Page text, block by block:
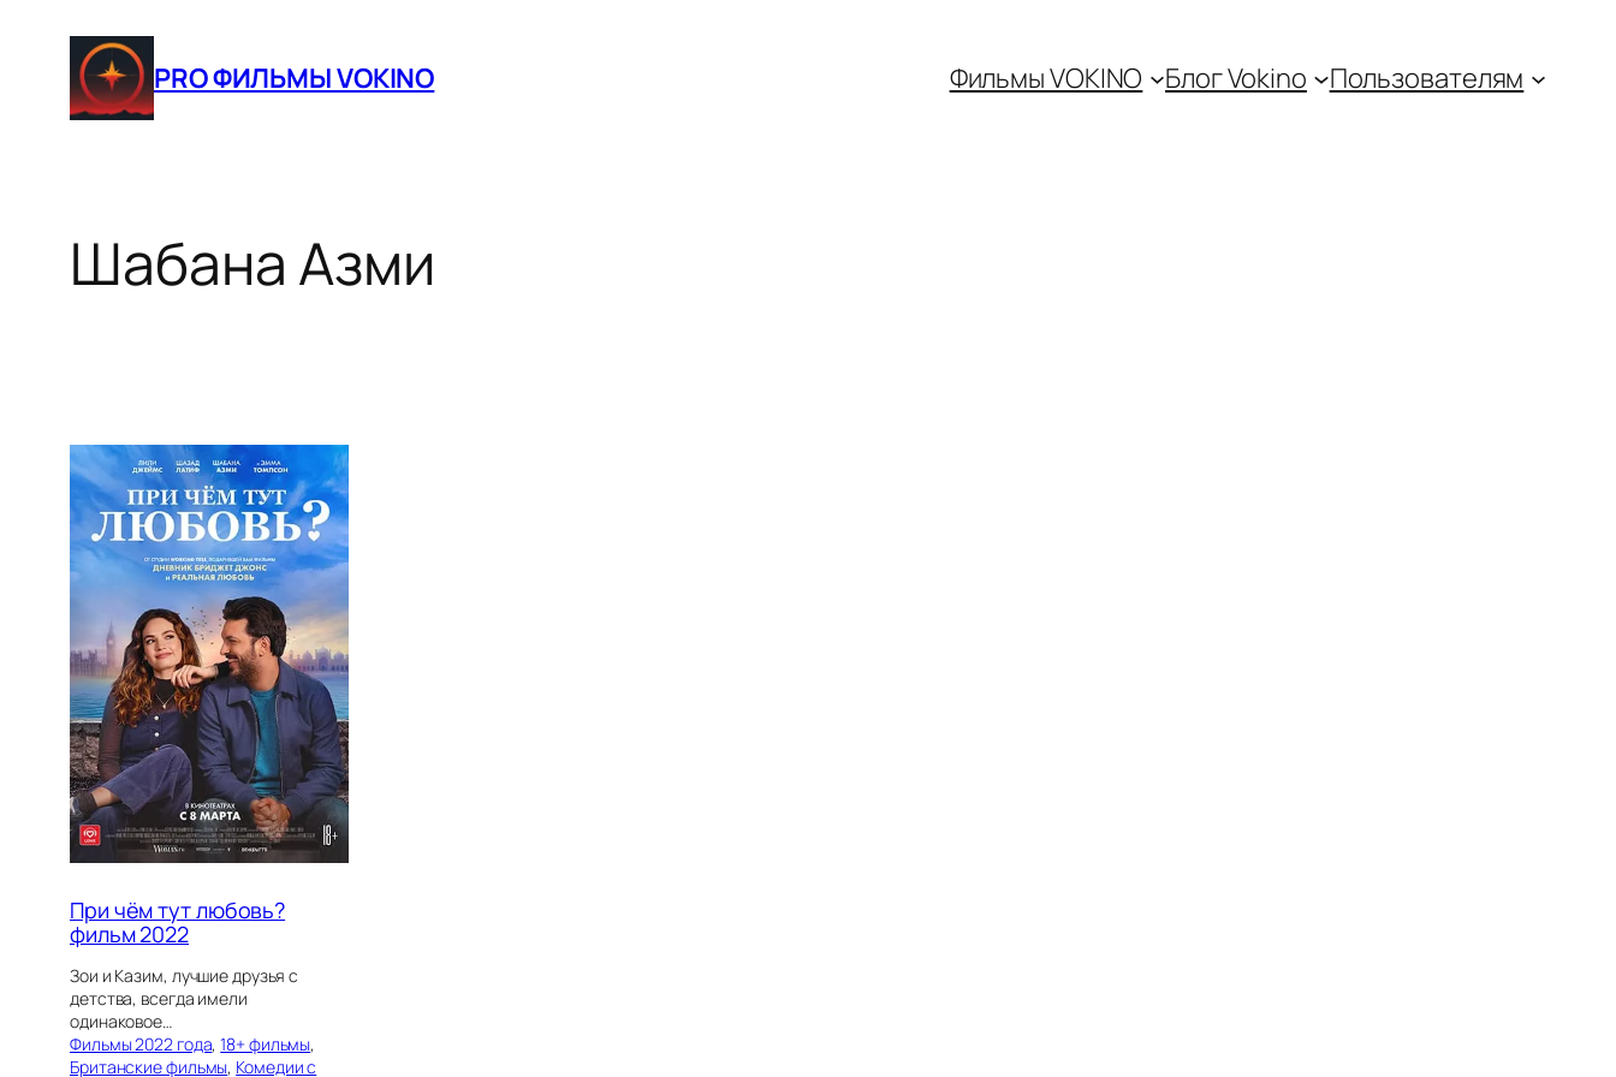
Перейти
содержимому
PRO ФИЛЬМЫ VOKINO Фильмы VOKINO Блог Vokino Пользователям
Шабана Азми
При чём тут любовь?
фильм 2022
Зои и Казим, лучшие друзья с
детства, всегда имели
одинаковое…
Фильмы 2022 года, 18+ фильмы
Британские фильмы, Комедии с